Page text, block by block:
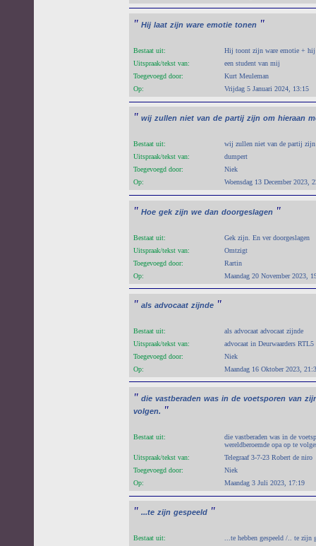
" Hij laat zijn ware emotie tonen "
Bestaat uit:
Hij toont zijn ware emotie + hij
Uitspraak/tekst van:
een student van mij
Toegevoegd door:
Kurt Meuleman
Op:
Vrijdag 5 Januari 2024, 13:15
" wij zullen niet van de partij zijn om hieraan
Bestaat uit:
wij zullen niet van de partij
Uitspraak/tekst van:
dumpert
Toegevoegd door:
Niek
Op:
Woensdag 13 December 2023,
" Hoe gek zijn we dan doorgeslagen "
Bestaat uit:
Gek zijn. En ver doorgeslagen
Uitspraak/tekst van:
Omtzigt
Toegevoegd door:
Rartin
Op:
Maandag 20 November 2023,
" als advocaat zijnde "
Bestaat uit:
als advocaat advocaat zijnde
Uitspraak/tekst van:
advocaat in Deurwaarders RTL5
Toegevoegd door:
Niek
Op:
Maandag 16 Oktober 2023,
" die vastberaden was in de voetsporen van
volgen. "
Bestaat uit:
die vastberaden was in de
wereldberoemde opa op te
Uitspraak/tekst van:
Telegraaf 3-7-23 Robert de niro
Toegevoegd door:
Niek
Op:
Maandag 3 Juli 2023, 17:19
" ...te zijn gespeeld "
Bestaat uit:
...te hebben gespeeld /.. te zijn